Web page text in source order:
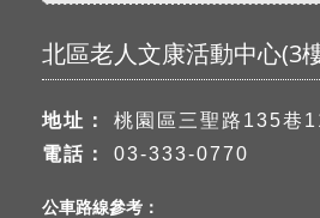
北區老人文康活動中心(3
地址：
桃園區三聖路135巷
電話：
03-333-0770
公車路線參考：